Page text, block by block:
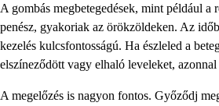
A gombás megbetegedések, mint például a
penész, gyakoriak az örökzöldeken. Az
kezelés kulcsfontosságú. Ha észleled a
elszíneződött vagy elhaló leveleket,
A megelőzés is nagyon fontos. Győződj